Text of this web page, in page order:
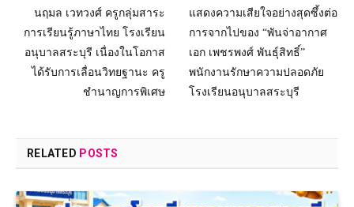
นฤมล เวทวงศ์ ครูกลุ่มสาระ
การเรียนรู้ภาษาไทย โรงเรียน
อนุบาลสระบุรี เนื่องในโอกาส
ได้รับการเลื่อนวิทยฐานะ ครู
ชำนาญการพิเศษ
แสดงความเสียใจอย่างสุดซึ้งต่อ
การจากไปของ “พันจ่าอากาศ
เอก เพชรพงศ์ พันธุ์สิทธิ์”
พนักงานรักษาความปลอดภัย
โรงเรียนอนุบาลสระบุรี
RELATED POSTS